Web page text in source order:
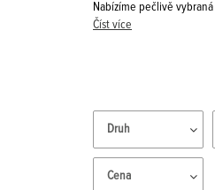
Nabízíme pečlivě
Číst více
Druh
Cena